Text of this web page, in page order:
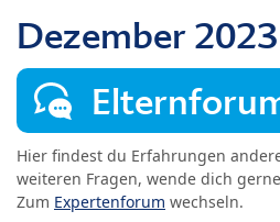
Dezember
Hier findest du Erfahrungen
weiteren Fragen, wende dich
Zum Expertenforum wechseln.